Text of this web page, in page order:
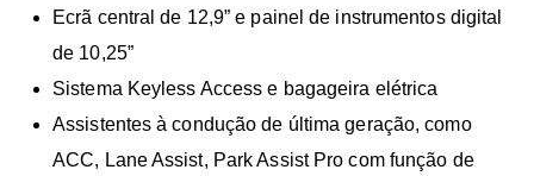
Ecrã central de 12,9” e painel de instrumentos digital
de 10,25”
Sistema Keyless Access e bagageira elétrica
Assistentes à condução de última geração, como
ACC, Lane Assist, Park Assist Pro com função de